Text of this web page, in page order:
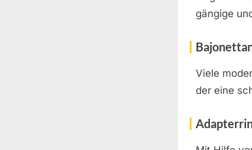
gängige
Viele
der eine